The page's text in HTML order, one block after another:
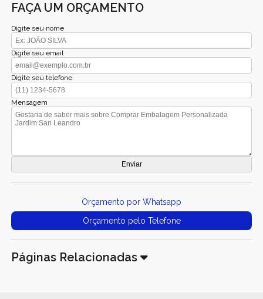
FAÇA UM ORÇAMENTO
Digite seu nome
Digite seu email
Digite seu telefone
Mensagem
Orçamento por Whatsapp
Orçamento pelo Telefone
Páginas Relacionadas